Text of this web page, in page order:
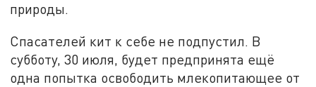
природы.
Спасателей кит к себе не подпустил. В
субботу, 30 июля, будет предпринята ещё
одна попытка освободить млекопитающее от